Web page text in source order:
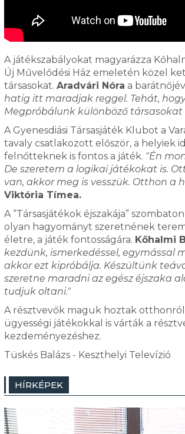
A játékszabályokat magyarázza
Új Művelődési Ház emeletén közel
társasokat. Aradvári Nóra a
hatig itt maradjak reggel. Tehát,
Megpróbálunk különböző
A Gyenesdiási Társasjáték Klubot a
tavaly csatlakozott először, a helyiek
felnőtteknek is fontos a játék. "Én
De szeretem a logikai játékokat is.
van, akkor meg is vesszük. Otthon
Viktória Tímea.
A “Társasjátékok éjszakája”
olyan hagyományt szeretnének
életre, a játék fontosságára. Kőhalmi
kezdünk, ismerkedéssel, egymással
akkor ezt kipróbálja. Készültünk
szeretne maradni az egész éjszaka
tudjuk oltani."
A résztvevők maguk hoztak otthonról
ügyességi játékokkal is várták a
kezdeményezéshez.
Tüskés Balázs - Keszthelyi Televízió
HÍRKÉPEK